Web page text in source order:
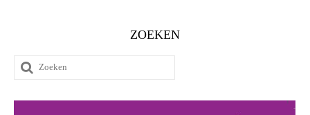
ZOEKEN
Zoeken
naar: